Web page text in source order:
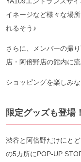
イネージなど様々な場
れるそう♪
さらに、メンバーの撮
店・阿倍野店の館内に
ショッピングを楽しみ
限定グッズも登場
渋谷と阿倍野だけにと
の5カ所にPOP-UP